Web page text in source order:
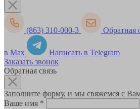
(863) 310-000-3 Обратная
в Max
Написать в Telegram
Заказать звонок
Обратная связь
Заполните форму, и мы свяжемся с
Ваше имя *